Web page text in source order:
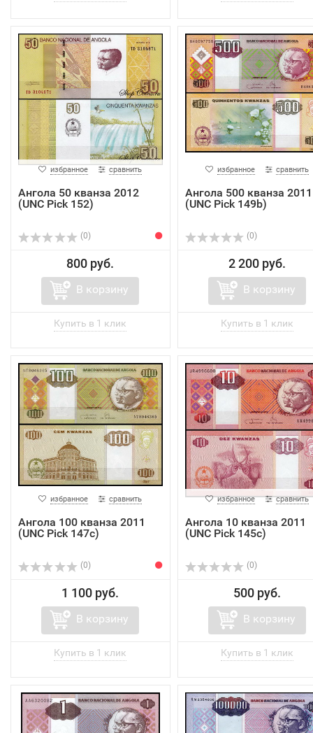
избранное сравнить
Ангола 50 кванза 2012
(UNC Pick 152)
(0)
800 руб.
В корзину
избранное сравнить
Ангола 500 кванза 2011
(UNC Pick 149b)
(0)
2 200 руб.
В корзину
избранное сравнить
Ангола 100 кванза 2011
(UNC Pick 147c)
(0)
1 100 руб.
В корзину
избранное сравнить
Ангола 10 кванза 2011
(UNC Pick 145c)
(0)
500 руб.
В корзину